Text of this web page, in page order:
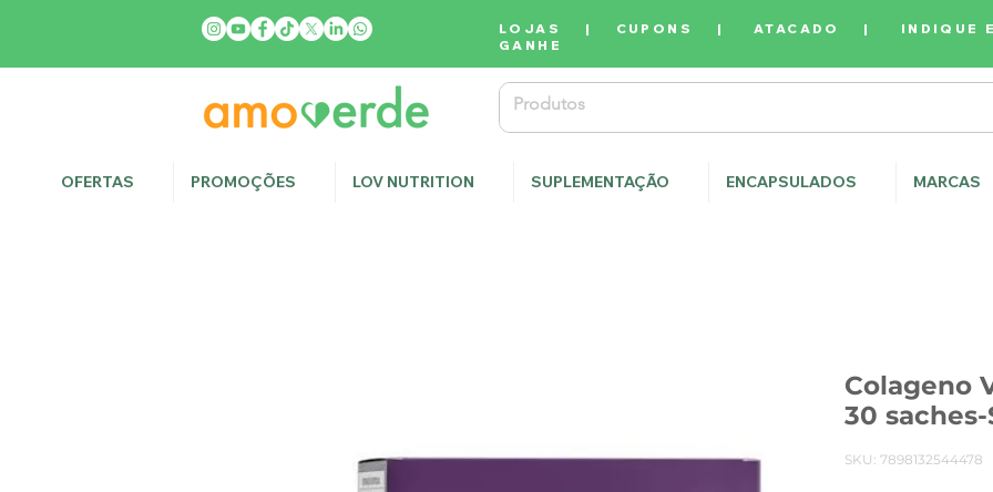
LOJAS | CUPONS |ATACADO | INDIQUE
GANHE
Colageno
30
SKU: 7898132544478
OFERTAS PROMOÇÕES LOV NUTRITION SUPLEMENTAÇÃO ENCAPSULADOS MARCAS